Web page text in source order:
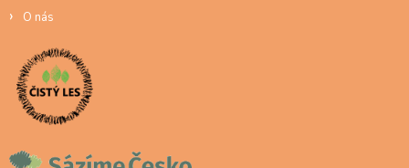
O nás